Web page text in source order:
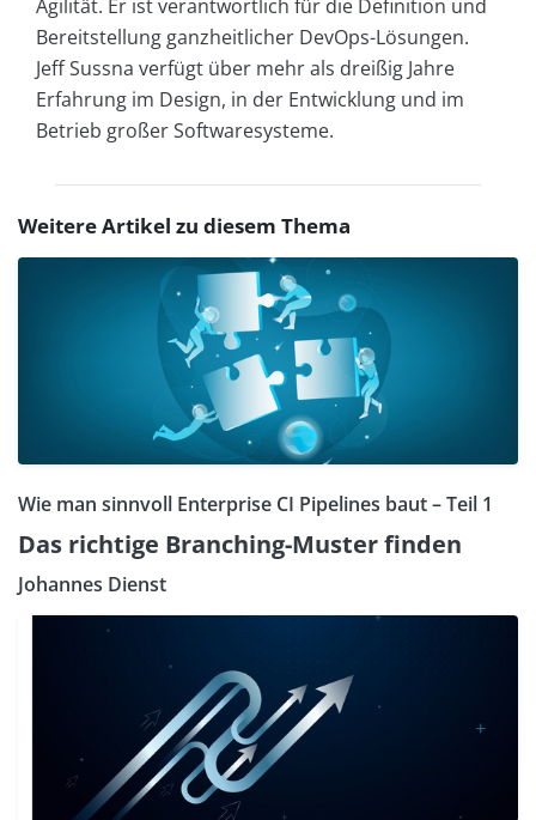
Agilität. Er ist verantwortlich für die Definition und
Bereitstellung ganzheitlicher DevOps-Lösungen.
Jeff Sussna verfügt über mehr als dreißig Jahre
Erfahrung im Design, in der Entwicklung und im
Betrieb großer Softwaresysteme.
Weitere Artikel zu diesem Thema
Wie man sinnvoll Enterprise CI Pipelines baut – Teil 1
Das richtige Branching-Muster finden
Johannes Dienst